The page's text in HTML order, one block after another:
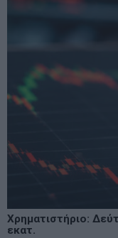
Χρηματιστήριο:
εκατ.